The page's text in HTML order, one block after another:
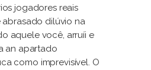
jogadores reais
abrasado dilúvio na
aquele você, arruíi e
an apartado
como imprevisível. O